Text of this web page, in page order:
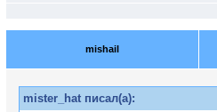
mishail
mister_hat писал(а):